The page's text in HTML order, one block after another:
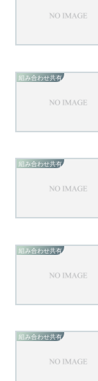
組み合わせ共有
組み合わせ共有
組み合わせ共有
組み合わせ共有